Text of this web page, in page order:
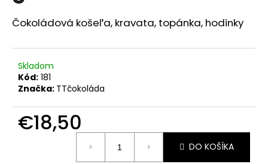
Čokoládová košeľa, kravata, topánka, hodinky
Skladom
Kód: 181
Značka: TTčokoláda
€18,50
DO KOŠÍKA
O
d